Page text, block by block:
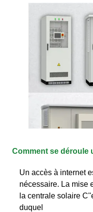
Comment se déroule
Un accès à internet
nécessaire. La mise
la centrale solaire
duquel